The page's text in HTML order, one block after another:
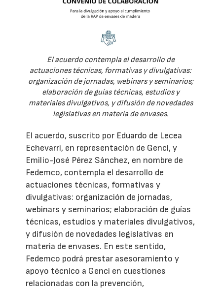
El acuerdo contempla el desarrollo de
actuaciones técnicas, formativas y divulgativas:
organización de jornadas, webinars y seminarios;
elaboración de guías técnicas, estudios y
materiales divulgativos, y difusión de novedades
legislativas en materia de envases.
El acuerdo, suscrito por Eduardo de Lecea
Echevarri, en representación de Genci, y
Emilio-José Pérez Sánchez, en nombre de
Fedemco, contempla el desarrollo de
actuaciones técnicas, formativas y
divulgativas: organización de jornadas,
webinars y seminarios; elaboración de guías
técnicas, estudios y materiales divulgativos,
y difusión de novedades legislativas en
materia de envases. En este sentido,
Fedemco podrá prestar asesoramiento y
apoyo técnico a Genci en cuestiones
relacionadas con la prevención,